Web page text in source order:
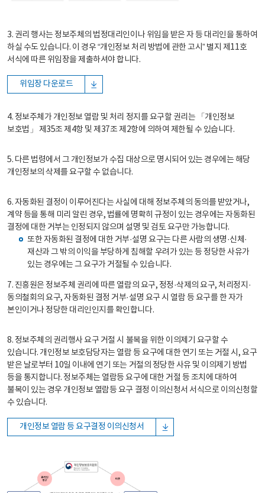
3. 권리 행사는 정보주체의 법정대리인이나 위임을 받은 자 등 대리인을 통하여
하실 수도 있습니다. 이 경우 “개인정보 처리 방법에 관한 고시” 별지 제11호
서식에 따른 위임장을 제출하셔야 합니다.
위임장 다운로드
4. 정보주체가 개인정보 열람 및 처리 정지를 요구할 권리는 「개인정보
보호법」 제35조 제4항 및 제37조 제2항에 의하여 제한될 수 있습니다.
5. 다른 법령에서 그 개인정보가 수집 대상으로 명시되어 있는 경우에는 해당
개인정보의 삭제를 요구할 수 없습니다.
6. 자동화된 결정이 이루어진다는 사실에 대해 정보주체의 동의를 받았거나,
계약 등을 통해 미리 알린 경우, 법률에 명확히 규정이 있는 경우에는 자동화된
결정에 대한 거부는 인정되지 않으며 설명 및 검토 요구만 가능합니다.
또한 자동화된 결정에 대한 거부·설명 요구는 다른 사람의 생명·신체·
재산과 그 밖의 이익을 부당하게 침해할 우려가 있는 등 정당한 사유가
있는 경우에는 그 요구가 거절될 수 있습니다.
7. 진흥원은 정보주체 권리에 따른 열람의 요구, 정정·삭제의 요구, 처리정지·
동의철회의 요구, 자동화된 결정 거부·설명 요구 시 열람 등 요구를 한 자가
본인이거나 정당한 대리인인지를 확인합니다.
8. 정보주체의 권리행사 요구 거절 시 불복을 위한 이의제기 요구할 수
있습니다. 개인정보 보호담당자는 열람 등 요구에 대한 연기 또는 거절 시, 요구
받은 날로부터 10일 이내에 연기 또는 거절의 정당한 사유 및 이의제기 방법
등을 통지합니다. 정보주체는 열람등 요구에 대한 거절 등 조치에 대하여
불복이 있는 경우 개인정보 열람등 요구 결정 이의신청서 서식으로 이의신청할
수 있습니다.
개인정보 열람 등 요구결정 이의신청서